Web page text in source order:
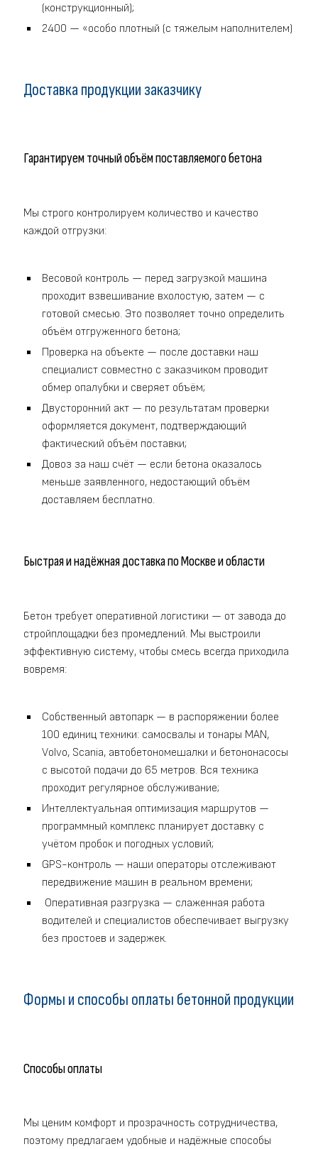
(конструкционный);
2400 — «особо плотный (с тяжелым наполнителем)
Доставка продукции заказчику
Гарантируем точный объём поставляемого бетона
Мы строго контролируем количество и качество
каждой отгрузки:
Весовой контроль — перед загрузкой машина
проходит взвешивание вхолостую, затем — с
готовой смесью. Это позволяет точно определить
объём отгруженного бетона;
Проверка на объекте — после доставки наш
специалист совместно с заказчиком проводит
обмер опалубки и сверяет объём;
Двусторонний акт — по результатам проверки
оформляется документ, подтверждающий
фактический объём поставки;
Довоз за наш счёт — если бетона оказалось
меньше заявленного, недостающий объём
доставляем бесплатно.
Быстрая и надёжная доставка по Москве и области
Бетон требует оперативной логистики — от завода до
стройплощадки без промедлений. Мы выстроили
эффективную систему, чтобы смесь всегда приходила
вовремя:
Собственный автопарк — в распоряжении более
100 единиц техники: самосвалы и тонары MAN,
Volvo, Scania, автобетономешалки и бетононасосы
с высотой подачи до 65 метров. Вся техника
проходит регулярное обслуживание;
Интеллектуальная оптимизация маршрутов —
программный комплекс планирует доставку с
учётом пробок и погодных условий;
GPS-контроль — наши операторы отслеживают
передвижение машин в реальном времени;
Оперативная разгрузка — слаженная работа
водителей и специалистов обеспечивает выгрузку
без простоев и задержек.
Формы и способы оплаты бетонной продукции
Способы оплаты
Мы ценим комфорт и прозрачность сотрудничества,
поэтому предлагаем удобные и надёжные способы